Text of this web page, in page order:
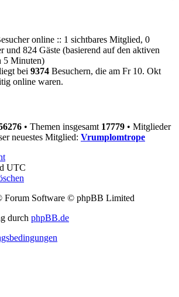
online :: 1 sichtbares Mitglied, 0
und 824 Gäste (basierend auf den aktiven
5 Minuten)
bei 9374 Besuchern, die am Fr 10. Okt
online waren.
• Themen insgesamt 17779 • Mitglieder
neuestes Mitglied: Vrumplomtrope
UTC
Forum Software © phpBB Limited
durch phpBB.de